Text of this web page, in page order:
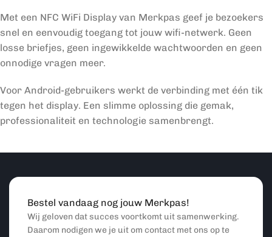
Met een NFC WiFi Display van Merkpas geef je bezoekers
snel en eenvoudig toegang tot jouw wifi-netwerk. Geen
losse briefjes, geen ingewikkelde wachtwoorden en geen
onnodige vragen meer.
Voor Android-gebruikers werkt de verbinding met één tik
tegen het display. Een slimme oplossing die gemak,
professionaliteit en technologie samenbrengt.
Bestel vandaag nog jouw Merkpas!
Wij geloven dat succes voortkomt uit samenwerking.
Daarom nodigen we je uit om contact met ons op te